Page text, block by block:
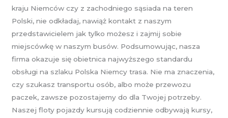
kraju Niemców czy z zachodniego sąsiada na teren
Polski, nie odkładaj, nawiąż kontakt z naszym
przedstawicielem jak tylko możesz i zajmij sobie
miejscówkę w naszym busów. Podsumowując, nasza
firma okazuje się obietnica najwyższego standardu
obsługi na szlaku Polska Niemcy trasa. Nie ma znaczenia,
czy szukasz transportu osób, albo może przewozu
paczek, zawsze pozostajemy do dla Twojej potrzeby.
Naszej floty pojazdy kursują codziennie odbywają kursy,